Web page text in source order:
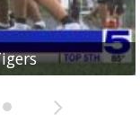
AntsVikings